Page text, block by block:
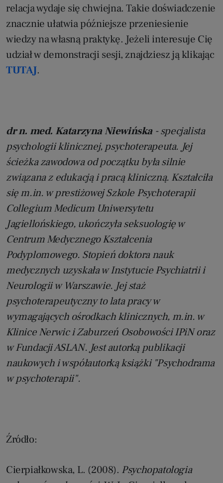
relacja wydaje się chwiejna. Takie doświadczenie
znacznie ułatwia późniejsze przeniesienie
wiedzy na własną praktykę. Jeżeli interesuje Cię
udział w demonstracji sesji, znajdziesz ją klikając
TUTAJ.
dr n. med. Katarzyna Niewińska - specjalista
psychologii klinicznej, psychoterapeuta. Jej
ścieżka zawodowa od początku była silnie
związana z edukacją i pracą kliniczną. Kształciła
się m.in. w prestiżowej Szkole Psychoterapii
Collegium Medicum Uniwersytetu
Jagiellońskiego, ukończyła seksuologię w
Centrum Medycznego Kształcenia
Podyplomowego. Stopień doktora nauk
medycznych uzyskała w Instytucie Psychiatrii i
Neurologii w Warszawie. Jej staż
psychoterapeutyczny to lata pracy w
wymagających ośrodkach klinicznych, m.in. w
Klinice Nerwic i Zaburzeń Osobowości IPiN oraz
w Fundacji ASLAN. Jest autorką publikacji
naukowych i współautorką książki "Psychodrama
w psychoterapii".
Źródło:
Cierpiałkowska, L. (2008). Psychopatologia